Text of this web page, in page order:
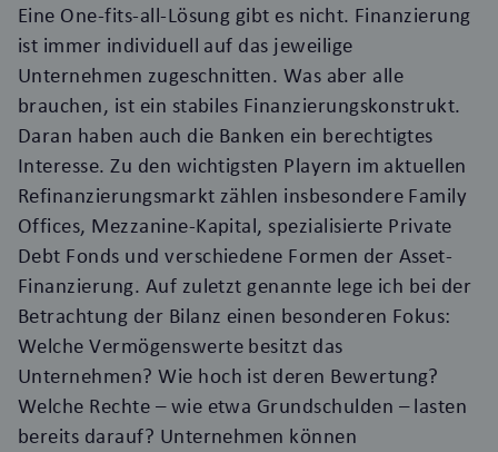
Eine One-fits-all-Lösung gibt es nicht. Finanzierung
ist immer individuell auf das jeweilige
Unternehmen zugeschnitten. Was aber alle
brauchen, ist ein stabiles Finanzierungskonstrukt.
Daran haben auch die Banken ein berechtigtes
Interesse. Zu den wichtigsten Playern im aktuellen
Refinanzierungsmarkt zählen insbesondere Family
Offices, Mezzanine-Kapital, spezialisierte Private
Debt Fonds und verschiedene Formen der Asset-
Finanzierung. Auf zuletzt genannte lege ich bei der
Betrachtung der Bilanz einen besonderen Fokus:
Welche Vermögenswerte besitzt das
Unternehmen? Wie hoch ist deren Bewertung?
Welche Rechte – wie etwa Grundschulden – lasten
bereits darauf? Unternehmen können